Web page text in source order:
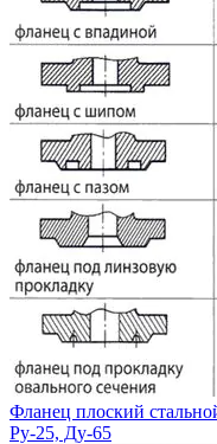
Фланец плоский
Ру-25, Ду-65